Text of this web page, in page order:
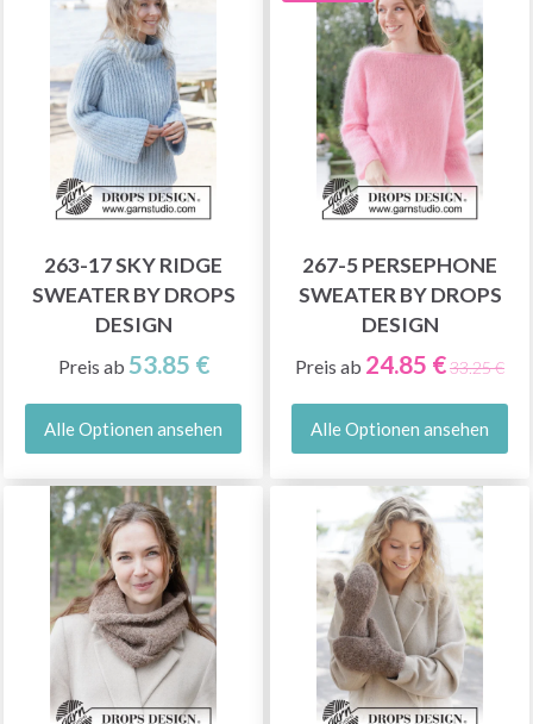
263-17 SKY RIDGE
SWEATER BY DROPS
DESIGN
Preis ab 53.85 €
Alle Optionen ansehen
267-5 PERSEPHONE
SWEATER BY DROPS
DESIGN
Preis ab 24.85 €33.25 €
Alle Optionen ansehen